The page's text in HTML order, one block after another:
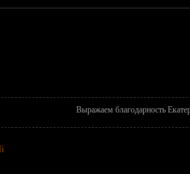
Выражаем благодарность